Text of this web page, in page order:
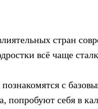
стран
всё чаще
с
попробуют себя в